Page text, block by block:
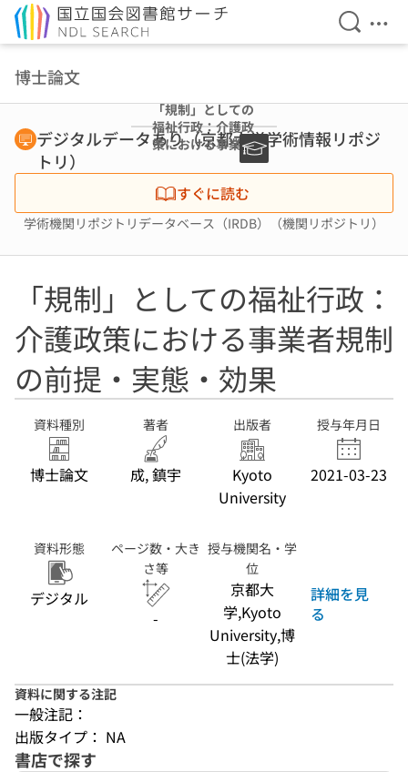
検索を
メ
博士論文
「規制」としての
福祉行政：介護政
策における事業者
規制の前提・実
態・効果
デジタルデータあり（京都大学学術情報リポジ
トリ）
すぐに読む
学術機関リポジトリデータベース（IRDB）（機関リポジトリ）
「規制」としての福祉行政：
介護政策における事業者規制
の前提・実態・効果
資料種別
博士論文
著者
成, 鎮宇
出版者
Kyoto
University
授与年月日
2021-03-23
資料形態
デジタル
ページ数・大き
さ等
-
授与機関名・学
位
京都大
学,Kyoto
University,博
士(法学)
詳細を見
る
資料に関する注記
一般注記：
出版タイプ： NA
書店で探す